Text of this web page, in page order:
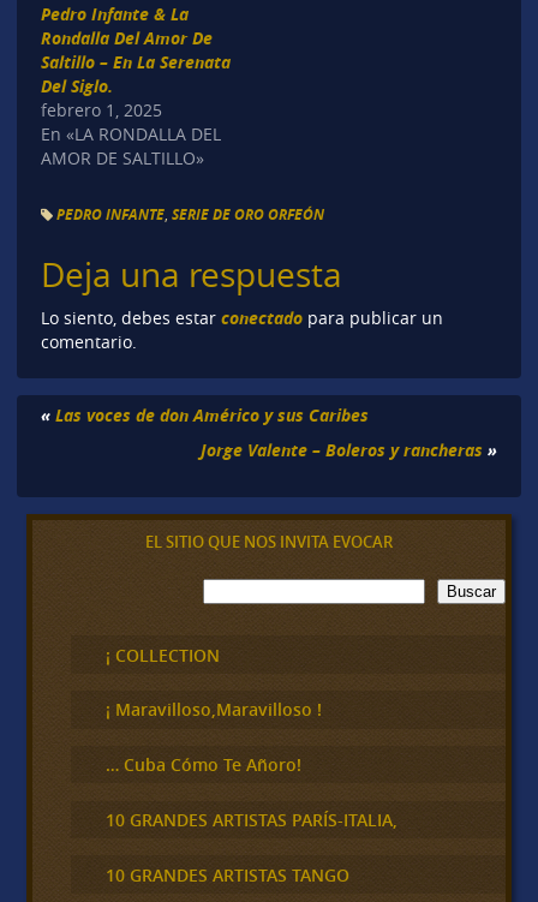
Pedro Infante & La
Rondalla Del Amor De
Saltillo – En La Serenata
Del Siglo.
febrero 1, 2025
En «LA RONDALLA DEL
AMOR DE SALTILLO»
PEDRO INFANTE, SERIE DE ORO ORFEÓN
Deja una respuesta
Lo siento, debes estar conectadopara publicar un
comentario.
« Las voces de don Américo y sus Caribes
Jorge Valente – Boleros y rancheras »
EL SITIO QUE NOS INVITA EVOCAR
B
u
c
a
Buscar
¡ COLLECTION
¡ Maravilloso,Maravilloso !
… Cuba Cómo Te Añoro!
10 GRANDES ARTISTAS PARÍS-ITALIA,
10 GRANDES ARTISTAS TANGO